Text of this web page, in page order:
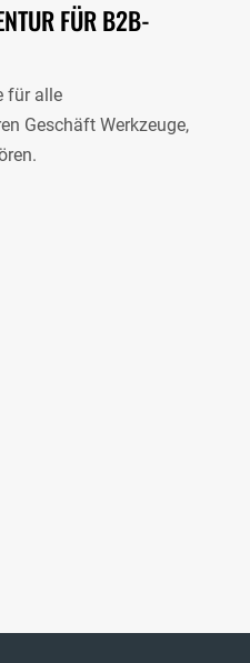
FÜR B2B-
für alle
Geschäft Werkzeuge,